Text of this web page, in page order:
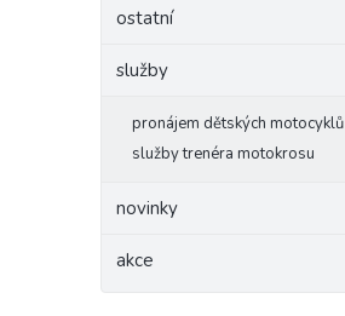
ostatní
služby
pronájem dětských motocyklů
služby trenéra motokrosu
novinky
akce